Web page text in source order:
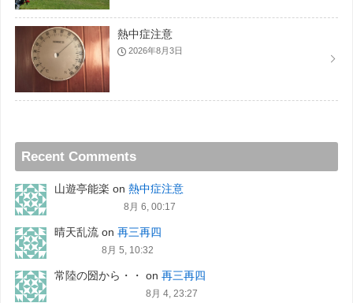
熱中症注意
2026年8月3日
Recent Comments
山遊亭能楽 on 熱中症注意
8月 6, 00:17
晴天乱流on 再三再四
8月 5, 10:32
常陸の圀から・・ on 再三再四
8月 4, 23:27